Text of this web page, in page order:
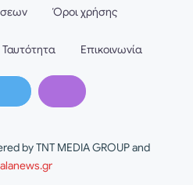
by TNT MEDIA GROUP and
Όροι χρήσης
Ταυτότητα Επικοινωνία